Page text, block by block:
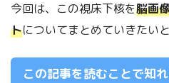
今回は、この視床下核を脳画
トについてまとめていきたい
この記事を読むことで知れ